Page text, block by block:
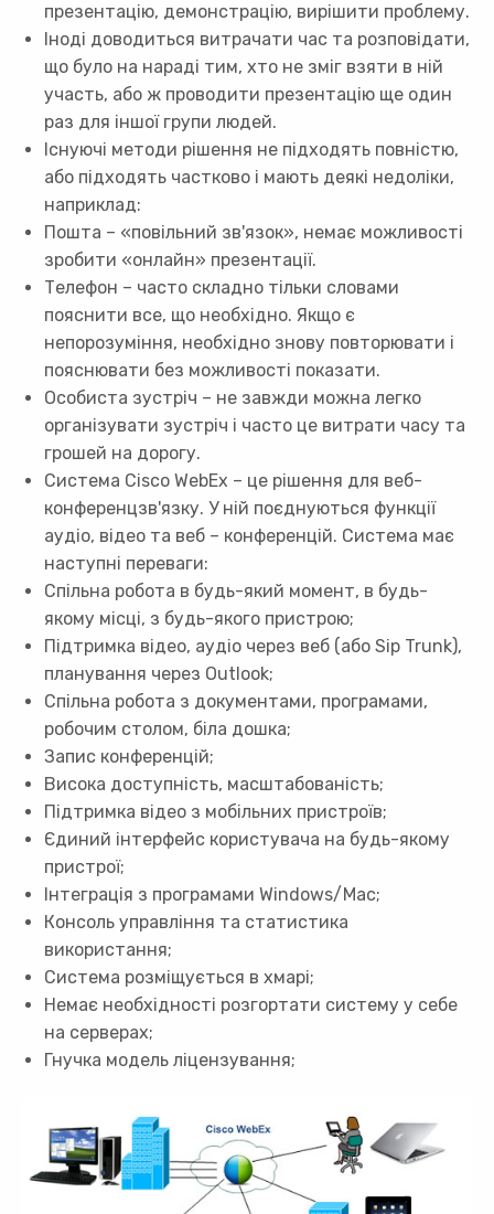
презентацію, демонстрацію, вирішити проблему.
Іноді доводиться витрачати час та розповідати,
що було на нараді тим, хто не зміг взяти в ній
участь, або ж проводити презентацію ще один
раз для іншої групи людей.
Існуючі методи рішення не підходять повністю,
або підходять частково і мають деякі недоліки,
наприклад:
Пошта – «повільний зв'язок», немає можливості
зробити «онлайн» презентації.
Телефон – часто складно тільки словами
пояснити все, що необхідно. Якщо є
непорозуміння, необхідно знову повторювати і
пояснювати без можливості показати.
Особиста зустріч – не завжди можна легко
організувати зустріч і часто це витрати часу та
грошей на дорогу.
Система Cisco WebEx – це рішення для веб-
конференцзв'язку. У ній поєднуються функції
аудіо, відео та веб – конференцій. Система має
наступні переваги:
Спільна робота в будь-який момент, в будь-
якому місці, з будь-якого пристрою;
Підтримка відео, аудіо через веб (або Sip Trunk),
планування через Outlook;
Спільна робота з документами, програмами,
робочим столом, біла дошка;
Запис конференцій;
Висока доступність, масштабованість;
Підтримка відео з мобільних пристроїв;
Єдиний інтерфейс користувача на будь-якому
пристрої;
Інтеграція з програмами Windows/Mac;
Консоль управління та статистика
використання;
Система розміщується в хмарі;
Немає необхідності розгортати систему у себе
на серверах;
Гнучка модель ліцензування;